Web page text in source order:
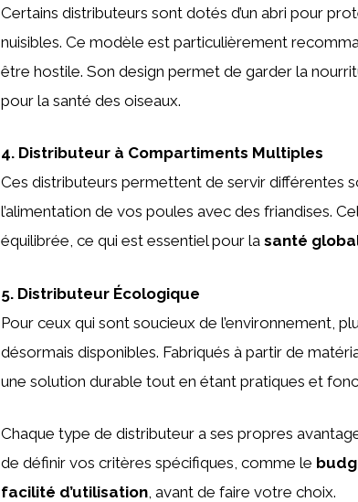
Certains distributeurs sont dotés d’un abri pour
nuisibles. Ce modèle est particulièrement
être hostile. Son design permet de garder la
pour la santé des oiseaux.
4. Distributeur à Compartiments Multiples
Ces distributeurs permettent de servir différentes
l’alimentation de vos poules avec des friandises.
équilibrée, ce qui est essentiel pour la santé
5. Distributeur Écologique
Pour ceux qui sont soucieux de l’environnement,
désormais disponibles. Fabriqués à partir de
une solution durable tout en étant pratiques et
Chaque type de distributeur a ses propres
de définir vos critères spécifiques, comme le
facilité d’utilisation, avant de faire votre choix.